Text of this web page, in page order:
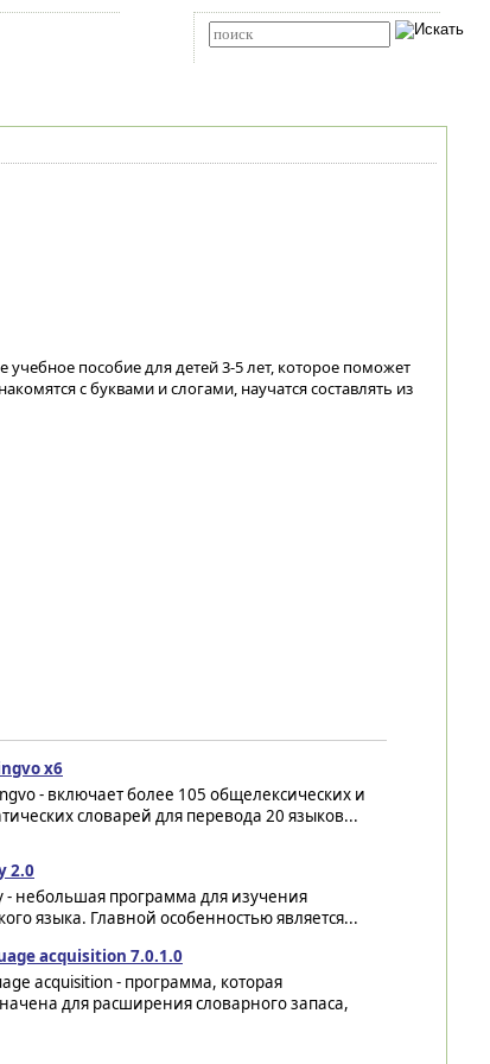
пособие для детей 3-5 лет, которое поможет
с буквами и слогами, научатся составлять из
x6
- включает более 105 общелексических и
словарей для перевода 20 языков...
2.0
- небольшая программа для изучения
языка. Главной особенностью является...
acquisition 7.0.1.0
acquisition - программа, которая
для расширения словарного запаса,